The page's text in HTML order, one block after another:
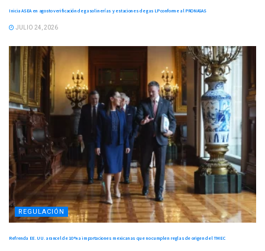
Inicia ASEA en agosto verificación de gasolinerías y estaciones de gas LP conforme al PRONAGAS
JULIO 24, 2026
REGULACIÓN
Refrenda EE. UU. arancel de 10 % a importaciones mexicanas que no cumplen reglas de origen del TMEC